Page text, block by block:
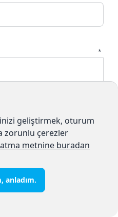
*
geliştirmek, oturum
zorunlu çerezler
metnine buradan
anladım.